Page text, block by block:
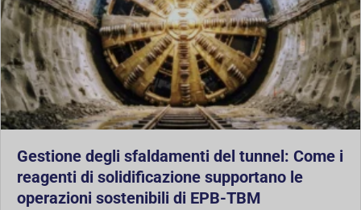
Gestione degli sfaldamenti del tunnel: Come i
reagenti di solidificazione supportano le
operazioni sostenibili di EPB-TBM